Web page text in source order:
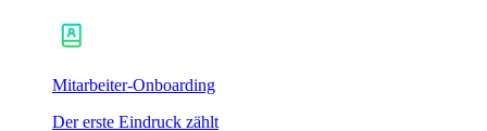
Mitarbeiter-Onboarding
Der erste Eindruck zählt